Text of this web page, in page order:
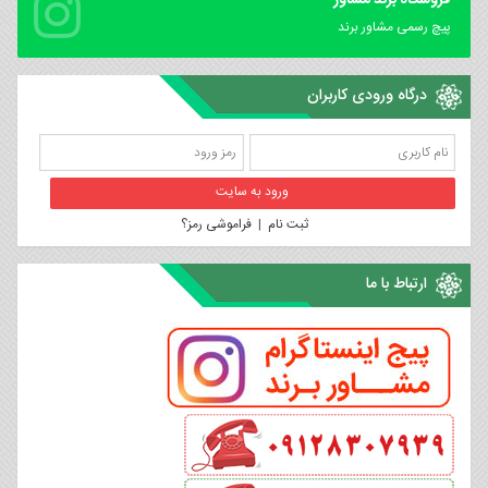
پیچ رسمی مشاور برند
درگاه ورودی کاربران
ثبت نام |فراموشی رمز؟
ارتباط با ما